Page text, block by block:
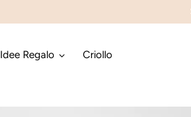
Idee Regalo Criollo